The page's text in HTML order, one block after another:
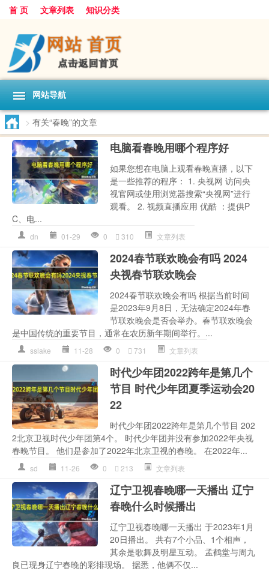
首 页 文章列表 知识分类
网站导航
> 有关“春晚”的文章
电脑看春晚用哪个程序好
如果您想在电脑上观看春晚直播，以下
是一些推荐的程序： 1. 央视网 访问央
视官网或使用浏览器搜索“央视网”进行
观看。 2. 视频直播应用 优酷 ：提供P
C、电...
dn 01-29 0 310 文章列表
2024春节联欢晚会有吗 2024
央视春节联欢晚会
2024春节联欢晚会有吗 根据当前时间
是2023年9月8日，无法确定2024年春
节联欢晚会是否会举办。春节联欢晚会
是中国传统的重要节目，通常在农历新年期间举行。...
sslake 11-28 0 731 文章列表
时代少年团2022跨年是第几个
节目 时代少年团夏季运动会20
22
时代少年团2022跨年是第几个节目 202
2北京卫视时代少年团第4个。 时代少年团并没有参加2022年央视
春晚节目。 他们是参加了2022年北京卫视的春晚。 在2022年...
sd 11-26 0 213 文章列表
辽宁卫视春晚哪一天播出 辽宁
春晚什么时候播出
辽宁卫视春晚哪一天播出 于2023年1月
20日播出。 共有7个小品、1个相声，
其余是歌舞及明星互动。 孟鹤堂与周九
良已现身辽宁春晚的彩排现场。 据悉，他俩不仅...